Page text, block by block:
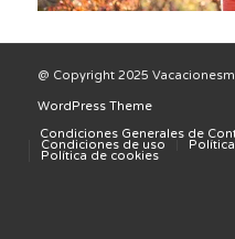
@ Copyright 2025
WordPress Theme
Condiciones Generales de
Condiciones de uso
Política de cookies